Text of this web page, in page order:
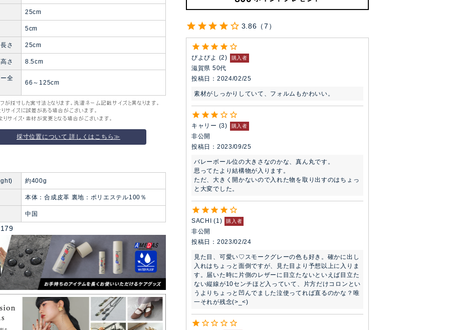
3.86 7
ぴよぴよ 2 購入者
滋賀県 50代
投稿日
2024/02/25
素材がしっかりしていて、フォルムもかわいい。
キャリー 3 購入者
非公開
投稿日
2023/09/25
バレーボール位の大きさなのかな、真ん丸です。
思ってたより結構物が入ります。
ただ、大きく開かないので入れた物を取り出すのはちょっ
と大変でした。
SACHI 1 購入者
非公開
投稿日
2023/02/24
見た目、可愛い♡スモークグレーの色も好き。確かに出し
入れはちょっと面倒ですが、見た目より予想以上に入りま
す。届いた時に片側のレザーに目立たないといえば目立た
ない縦線が10センチほど入っていて、片方だけコロンとい
うよりちょっと凹んでました泣使ってれば直るのかな？唯
一それが残念(>_<)
25cm
5cm
さ 25cm
さ 8.5cm
全
66～125cm
採寸位置について 詳しくはこちら≫
約400g
本体：合成皮革 裏地：ポリエステル100％
中国